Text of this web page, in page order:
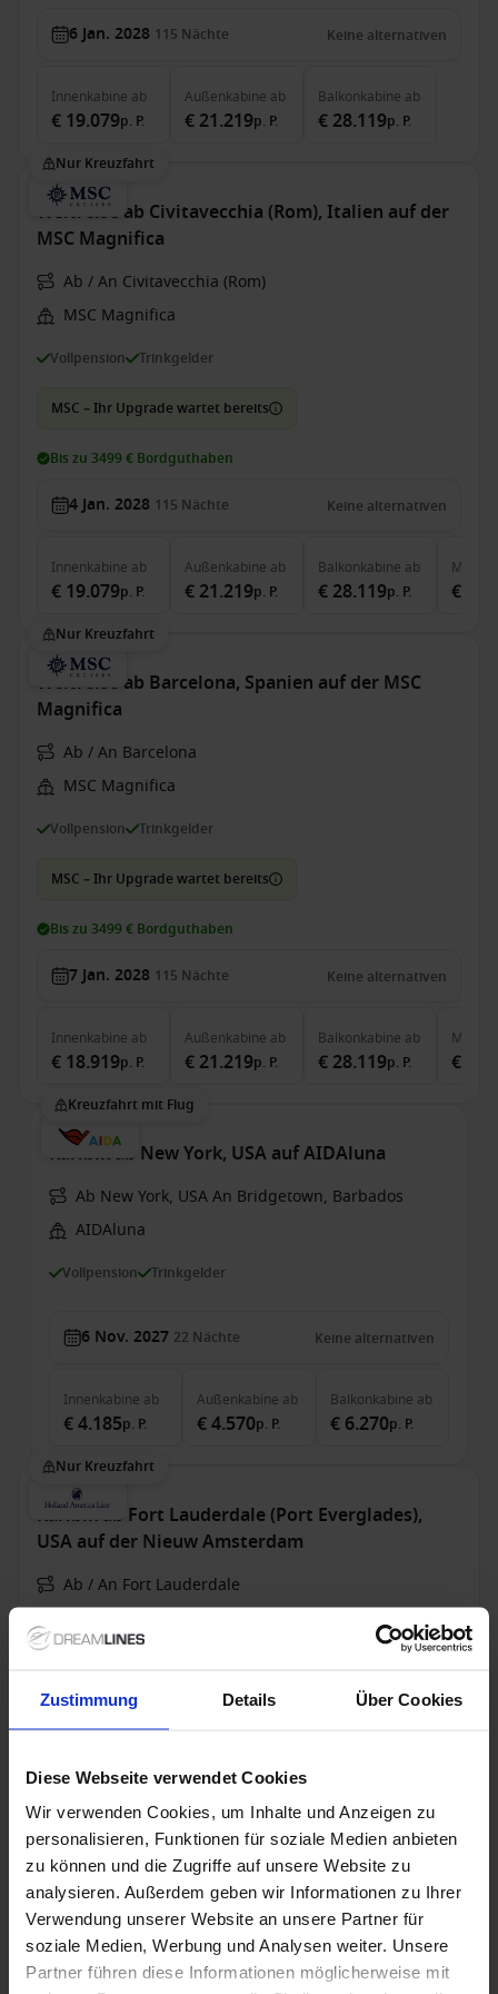
Zustimmung Details Über Cookies
Diese Webseite verwendet Cookies
Wir verwenden Cookies, um Inhalte und Anzeigen zu
personalisieren, Funktionen für soziale Medien anbieten
zu können und die Zugriffe auf unsere Website zu
analysieren. Außerdem geben wir Informationen zu Ihrer
Verwendung unserer Website an unsere Partner für
soziale Medien, Werbung und Analysen weiter. Unsere
Partner führen diese Informationen möglicherweise mit
6 Jan. 2028 115 Nächte Keine alternativen
Innenkabine ab
€ 19.079p. P.
Außenkabine ab
€ 21.219p. P.
Balkonkabine ab
€ 28.119p. P.
Nur Kreuzfahrt
Weltreise ab Civitavecchia (Rom), Italien auf der
MSC Magnifica
Ab / An Civitavecchia (Rom)
MSC Magnifica
Vollpension Trinkgelder
MSC – Ihr Upgrade wartet bereits
Bis zu 3499 € Bordguthaben
4 Jan. 2028 115 Nächte Keine alternativen
Innenkabine ab
€ 19.079p. P.
Außenkabine ab
€ 21.219p. P.
Balkonkabine ab
€ 28.119p. P.
MSC
€
Nur Kreuzfahrt
Weltreise ab Barcelona, Spanien auf der MSC
Magnifica
Ab / An Barcelona
MSC Magnifica
Vollpension Trinkgelder
MSC – Ihr Upgrade wartet bereits
Bis zu 3499 € Bordguthaben
7 Jan. 2028 115 Nächte Keine alternativen
Innenkabine ab
€ 18.919p. P.
Außenkabine ab
€ 21.219p. P.
Balkonkabine ab
€ 28.119p. P.
MSC
€
Kreuzfahrt mit Flug
Karibik ab New York, USA auf AIDAluna
Ab New York, USA An Bridgetown, Barbados
AIDAluna
Vollpension Trinkgelder
6 Nov. 2027 22 Nächte Keine alternativen
Innenkabine ab
€ 4.185p. P.
Außenkabine ab
€ 4.570p. P.
Balkonkabine ab
€ 6.270p. P.
Nur Kreuzfahrt
Karibik ab Fort Lauderdale (Port Everglades),
USA auf der Nieuw Amsterdam
Ab / An Fort Lauderdale
Bis zu 199 € Bordguthaben
Innenkabineab
€ 969p. P.
€ 1.009
Außenkabineab
€ 1.149 p. P.
€ 1.473
Balkonkabineab
€ 1.429p. P.
€ 1.473
€
Kreuzfahrt mit Flug
Karibik ab La Romana, Dominikanische Republik
auf AIDAluna